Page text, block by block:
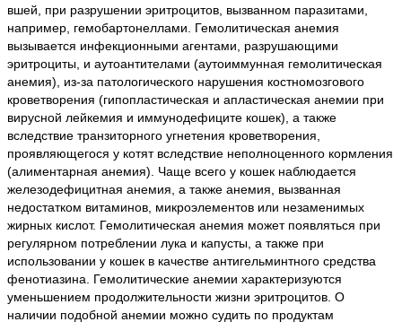
вшей, при разрушении эритроцитов, вызванном паразитами,
например, гемобартонеллами. Гемолитическая анемия
вызывается инфекционными агентами, разрушающими
эритроциты, и аутоантителами (аутоиммунная гемолитическая
анемия), из-за патологического нарушения костномозгового
кроветворения (гипопластическая и апластическая анемии при
вирусной лейкемия и иммунодефиците кошек), а также
вследствие транзиторного угнетения кроветворения,
проявляющегося у котят вследствие неполноценного кормления
(алиментарная анемия). Чаще всего у кошек наблюдается
железодефицитная анемия, а также анемия, вызванная
недостатком витаминов, микроэлементов или незаменимых
жирных кислот. Гемолитическая анемия может появляться при
регулярном потреблении лука и капусты, а также при
использовании у кошек в качестве антигельминтного средства
фенотиазина. Гемолитические анемии характеризуются
уменьшением продолжительности жизни эритроцитов. О
наличии подобной анемии можно судить по продуктам